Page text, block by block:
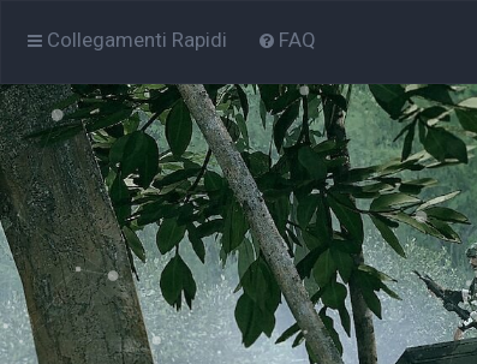
Collegamenti Rapidi FAQ